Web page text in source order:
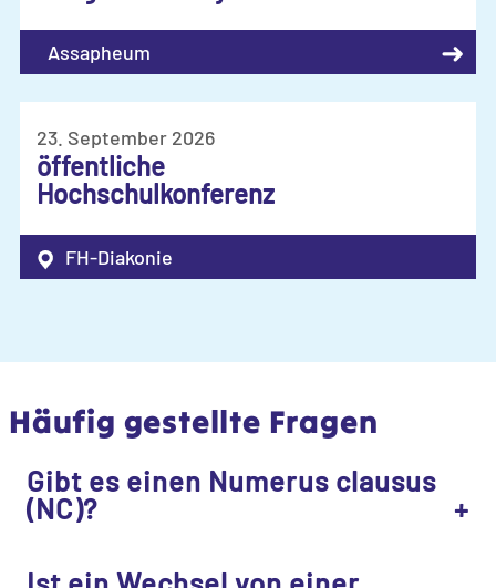
Assapheum ➜
23. September 2026
öffentliche
Hochschulkonferenz
FH-Diakonie
Häufig gestellte Fragen
Gibt es einen Numerus clausus
(NC)?